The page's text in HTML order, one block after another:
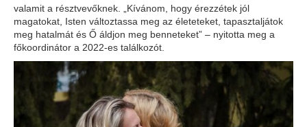
valamit a résztvevőknek. „Kívánom, hogy érezzétek jól
magatokat, Isten változtassa meg az életeteket, tapasztaljátok
meg hatalmát és Ő áldjon meg benneteket” – nyitotta meg a
főkoordinátor a 2022-es találkozót.